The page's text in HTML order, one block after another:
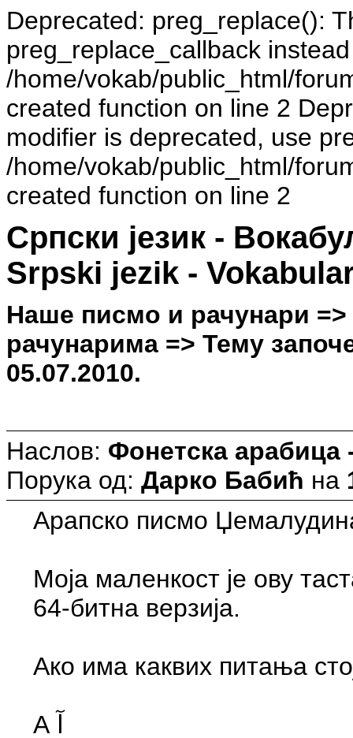
Deprecated: preg_replace():
preg_replace_callback
/home/vokab/public_html/
created function on line 2
modifier is deprecated, use
/home/vokab/public_html/
created function on line 2
Српски језик -
Srpski jezik -
Наше писмо и рачунари
рачунарима => Тему
05.07.2010.
Наслов: Фонетска арабица
Порука од: Дарко Бабић на
Арапско писмо
Моја маленкост је ову
64-битна верзија.
Ако има каквих питања